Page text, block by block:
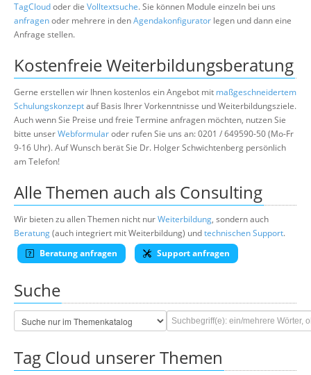
TagCloudoder die Volltextsuche. Sie können Module einzeln bei uns
anfragenoder mehrere in denAgendakonfigurator legen und dann eine
Anfrage stellen.
Kostenfreie Weiterbildungsberatung
Gerne erstellen wir Ihnen kostenlos ein Angebot mit maßgeschneidertem
Schulungskonzeptauf Basis Ihrer Vorkenntnisse und Weiterbildungsziele.
Auch wenn Sie Preise und freie Termine anfragen möchten, nutzen Sie
bitte unserWebformularoder rufen Sie uns an: 0201 / 649590-50 (Mo-Fr
9-16 Uhr). Auf Wunsch berät Sie Dr. Holger Schwichtenberg persönlich
am Telefon!
Alle Themen auch als Consulting
Wir bieten zu allen Themen nicht nurWeiterbildung, sondern auch
Beratung(auch integriert mit Weiterbildung) undtechnischen Support.
Beratung anfragen
Support anfragen
Suche
Tag Cloud unserer Themen